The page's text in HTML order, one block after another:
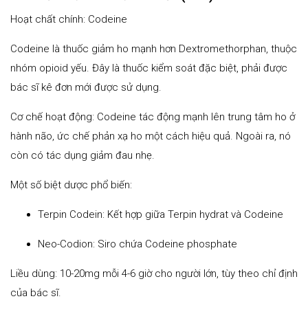
Hoạt chất chính: Codeine
Codeine là thuốc giảm ho mạnh hơn Dextromethorphan, thuộc
nhóm opioid yếu. Đây là thuốc kiểm soát đặc biệt, phải được
bác sĩ kê đơn mới được sử dụng.
Cơ chế hoạt động: Codeine tác động mạnh lên trung tâm ho ở
hành não, ức chế phản xạ ho một cách hiệu quả. Ngoài ra, nó
còn có tác dụng giảm đau nhẹ.
Một số biệt dược phổ biến:
Terpin Codein: Kết hợp giữa Terpin hydrat và Codeine
Neo-Codion: Siro chứa Codeine phosphate
Liều dùng: 10-20mg mỗi 4-6 giờ cho người lớn, tùy theo chỉ định
của bác sĩ.